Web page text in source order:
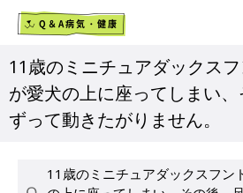
Q＆A病気・健康
11歳のミニチュアダックス
が愛犬の上に座ってしまい
ずって動きたがりません。
11歳のミニチュアダックスフン